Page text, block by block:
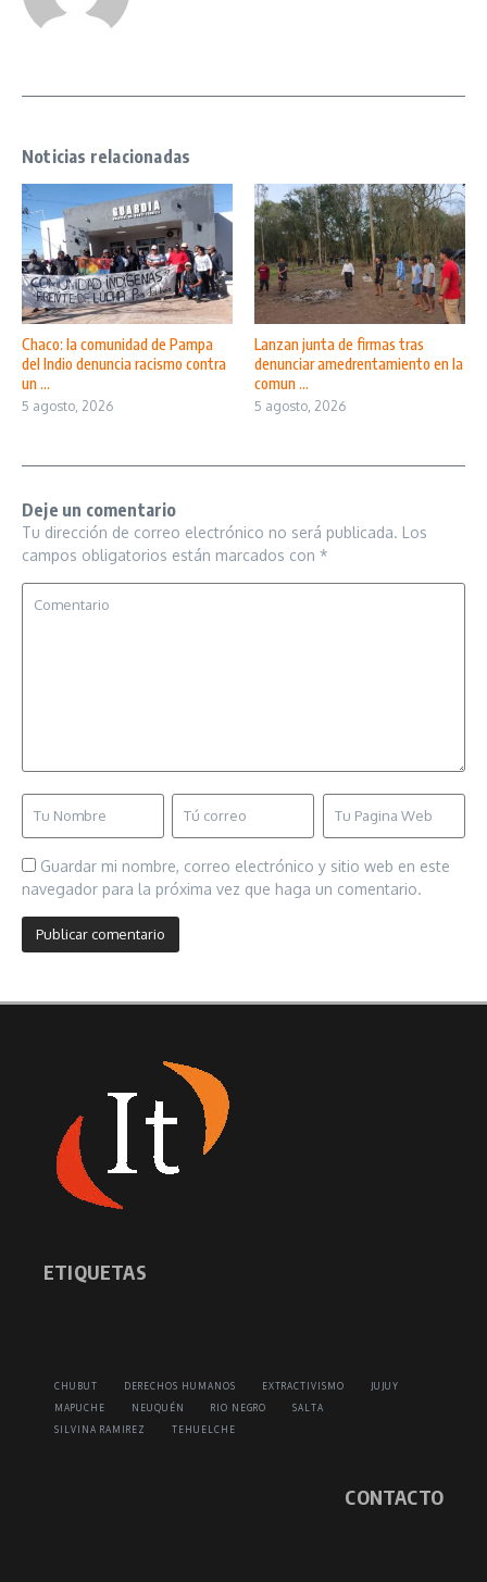
Noticias relacionadas
Chaco: la comunidad de Pampa
del Indio denuncia racismo contra
un ...
5 agosto, 2026
Lanzan junta de firmas tras
denunciar amedrentamiento en la
comun ...
5 agosto, 2026
Deje un comentario
Tu dirección de correo electrónico no será publicada. Los
campos obligatorios están marcados con *
Guardar mi nombre, correo electrónico y sitio web en este
navegador para la próxima vez que haga un comentario.
ETIQUETAS
CHUBUT DERECHOS HUMANOS EXTRACTIVISMO
JUJUY
MAPUCHE
NEUQUÉN RIO NEGRO
SALTA
SILVINA RAMIREZ
TEHUELCHE
CONTACTO